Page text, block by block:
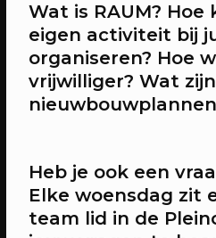
Powerhouse bij
RAUM presenteert
creatieve Utrechters
Wat is RAUM? Hoe
eigen activiteit bij
organiseren? Hoe
vrijwilliger? Wat
Heb je ook een
Elke woensdag zit
team lid in de